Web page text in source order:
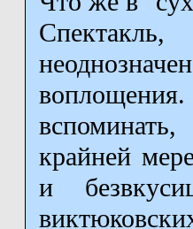
крайней
и